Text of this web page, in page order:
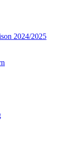
2024/2025